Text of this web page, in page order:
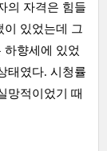
의 자격은 힘들
이 있었는데 그
하향세에 있었
태였다. 시청률
망적이었기 때